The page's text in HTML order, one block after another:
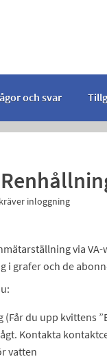
och svar
inloggning
via
grafer och de
(Får du upp kvittens
Kontakta
vatten